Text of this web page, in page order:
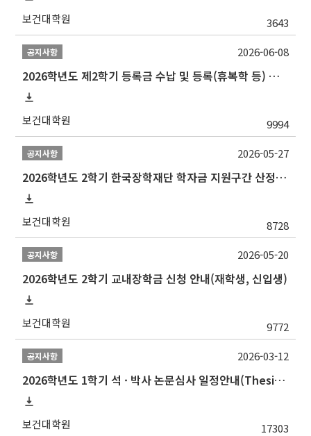
보건대학원 3643
공지사항
2026학년도 제2학기 등록금 수납 및 등록(휴복학 등) 일정 안내
보건대학원 9994
2026-06-08
공지사항
2026학년도 2학기 한국장학재단 학자금 지원구간 산정 신청 안내
보건대학원 8728
2026-05-27
공지사항
2026학년도 2학기 교내장학금 신청 안내(재학생, 신입생)
보건대학원 9772
2026-05-20
공지사항
2026학년도 1학기 석 · 박사 논문심사 일정안내(Thesis Defense Schedules)
보건대학원 17303
2026-03-12